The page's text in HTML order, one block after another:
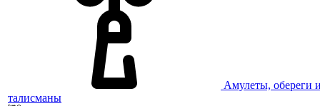
Амулеты, обереги
талисманы